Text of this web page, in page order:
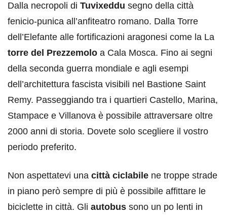
Dalla necropoli di Tuvixeddu segno della città
fenicio-punica all’anfiteatro romano. Dalla Torre
dell’Elefante alle fortificazioni aragonesi come la La
torre del Prezzemolo a Cala Mosca. Fino ai segni
della seconda guerra mondiale e agli esempi
dell’architettura fascista visibili nel Bastione Saint
Remy. Passeggiando tra i quartieri Castello, Marina,
Stampace e Villanova è possibile attraversare oltre
2000 anni di storia. Dovete solo scegliere il vostro
periodo preferito.
Non aspettatevi una città ciclabile ne troppe strade
in piano però sempre di più è possibile affittare le
biciclette in città. Gli autobus sono un po lenti in